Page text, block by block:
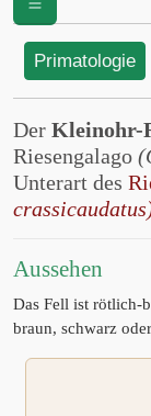
Primatologie
Der Kleinohr-
Riesengalago
Unterart des
Aussehen
Das Fell ist rötlich-
braun, schwarz